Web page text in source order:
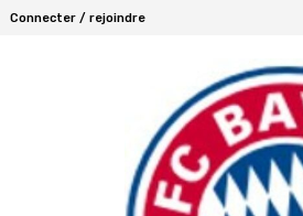
Connecter / rejoindre